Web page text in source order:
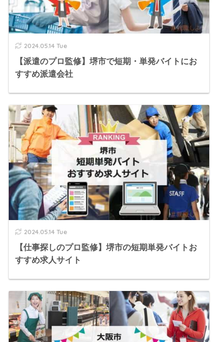
2024.05.14 Tue
【派遣のプロ監修】堺市で短期・単発バイトにお
すすめ派遣会社
2024.05.14 Tue
【仕事探しのプロ監修】堺市の短期単発バイトお
すすめ求人サイト